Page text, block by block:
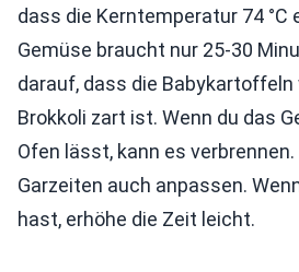
dass die Kerntemperatur 74 °C
Gemüse braucht nur 25-30
darauf, dass die Babykartoffeln
Brokkoli zart ist. Wenn du das
Ofen lässt, kann es
Garzeiten auch anpassen.
hast, erhöhe die Zeit leicht.